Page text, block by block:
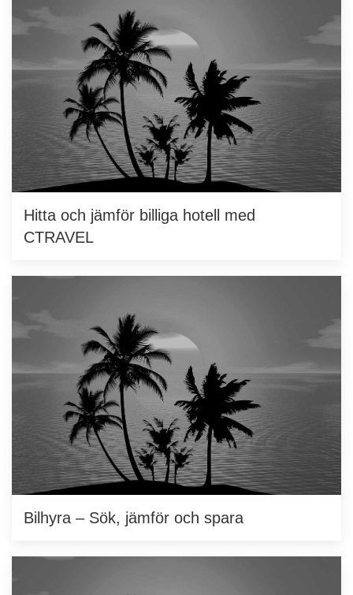
Hitta och jämför billiga hotell med
CTRAVEL
Bilhyra – Sök, jämför och spara